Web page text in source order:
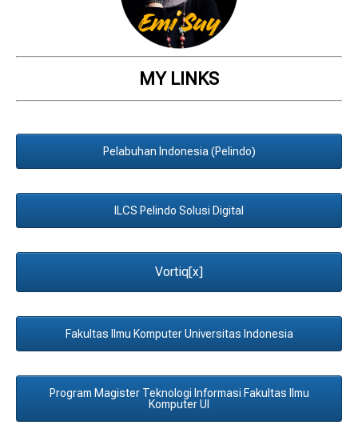
MY LINKS
Pelabuhan Indonesia (Pelindo)
ILCS Pelindo Solusi Digital
Vortiq[x]
Fakultas Ilmu Komputer Universitas Indonesia
Program Magister Teknologi Informasi Fakultas Ilmu
Komputer UI